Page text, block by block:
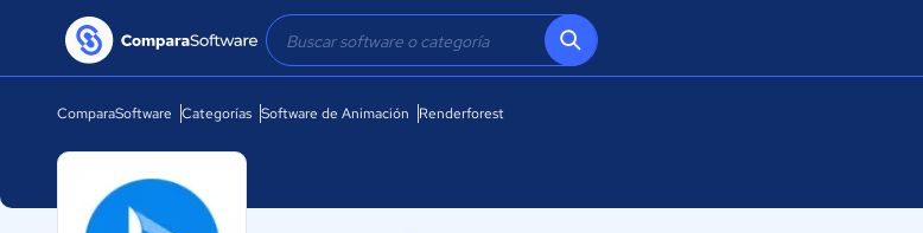
ComparaSoftware Categorías Software de Animación Renderforest